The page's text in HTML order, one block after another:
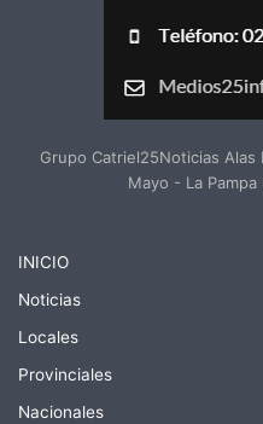
Grupo Catriel25Noticias
Mayo - La
INICIO
Noticias
Locales
Provinciales
Nacionales